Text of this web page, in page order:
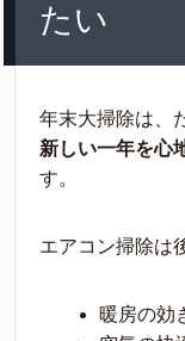
たい
年末大掃除は、
新しい一年を心
す。
エアコン掃除は
暖房の効